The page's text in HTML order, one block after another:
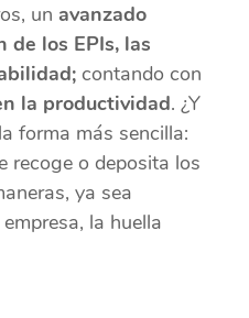
un avanzado
los EPIs, las
contando con
la productividad. ¿Y
forma más sencilla:
recoge o deposita los
ya sea
la huella